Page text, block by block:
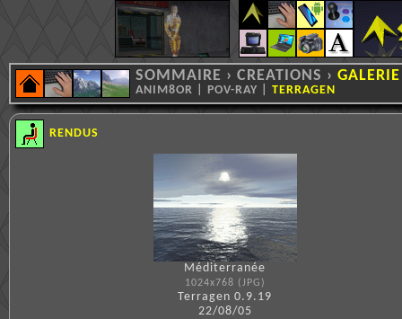
SOMMAIRE › CREATIONS › GALERIE
ANIM8OR POV-RAY TERRAGEN
RENDUS
Méditerranée
1024x768 (JPG)
Terragen 0.9.19
22/08/05